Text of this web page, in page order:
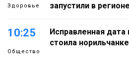
Здоровье
запустили в регионе
10:25
Общество
Исправленная
стоила